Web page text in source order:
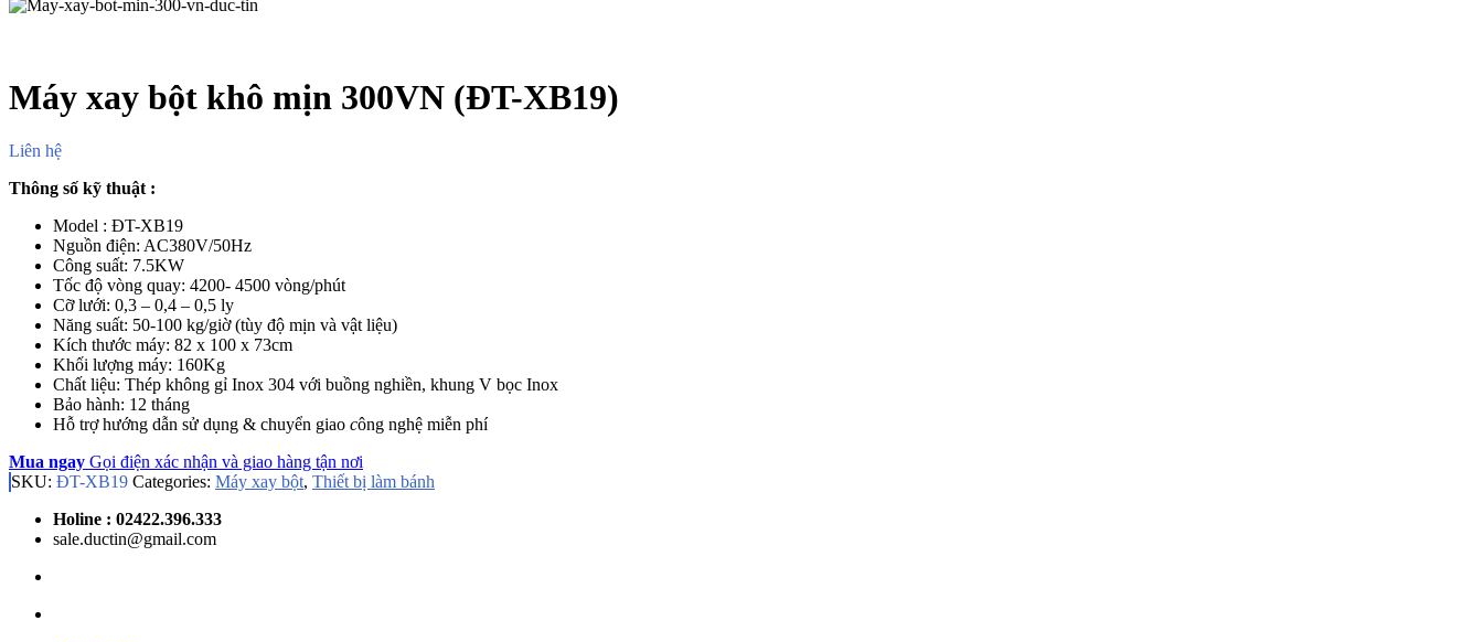
Máy xay bột khô mịn 300VN (ĐT-XB19)
Liên hệ
Thông số kỹ thuật :
Model : ĐT-XB19
Nguồn điện: AC380V/50Hz
Công suất: 7.5KW
Tốc độ vòng quay: 4200- 4500 vòng/phút
Cỡ lưới: 0,3 – 0,4 – 0,5 ly
Năng suất: 50-100 kg/giờ (tùy độ mịn và vật liệu)
Kích thước máy: 82 x 100 x 73cm
Khối lượng máy: 160Kg
Chất liệu: Thép không gỉ Inox 304 với buồng nghiền, khung V bọc Inox
Bảo hành: 12 tháng
Hỗ trợ hướng dẫn sử dụng & chuyển giao công nghệ miễn phí
Mua ngay Gọi điện xác nhận và giao hàng tận nơi
SKU: ĐT-XB19 Categories: Máy xay bột, Thiết bị làm bánh
Holine : 02422.396.333
sale.ductin@gmail.com